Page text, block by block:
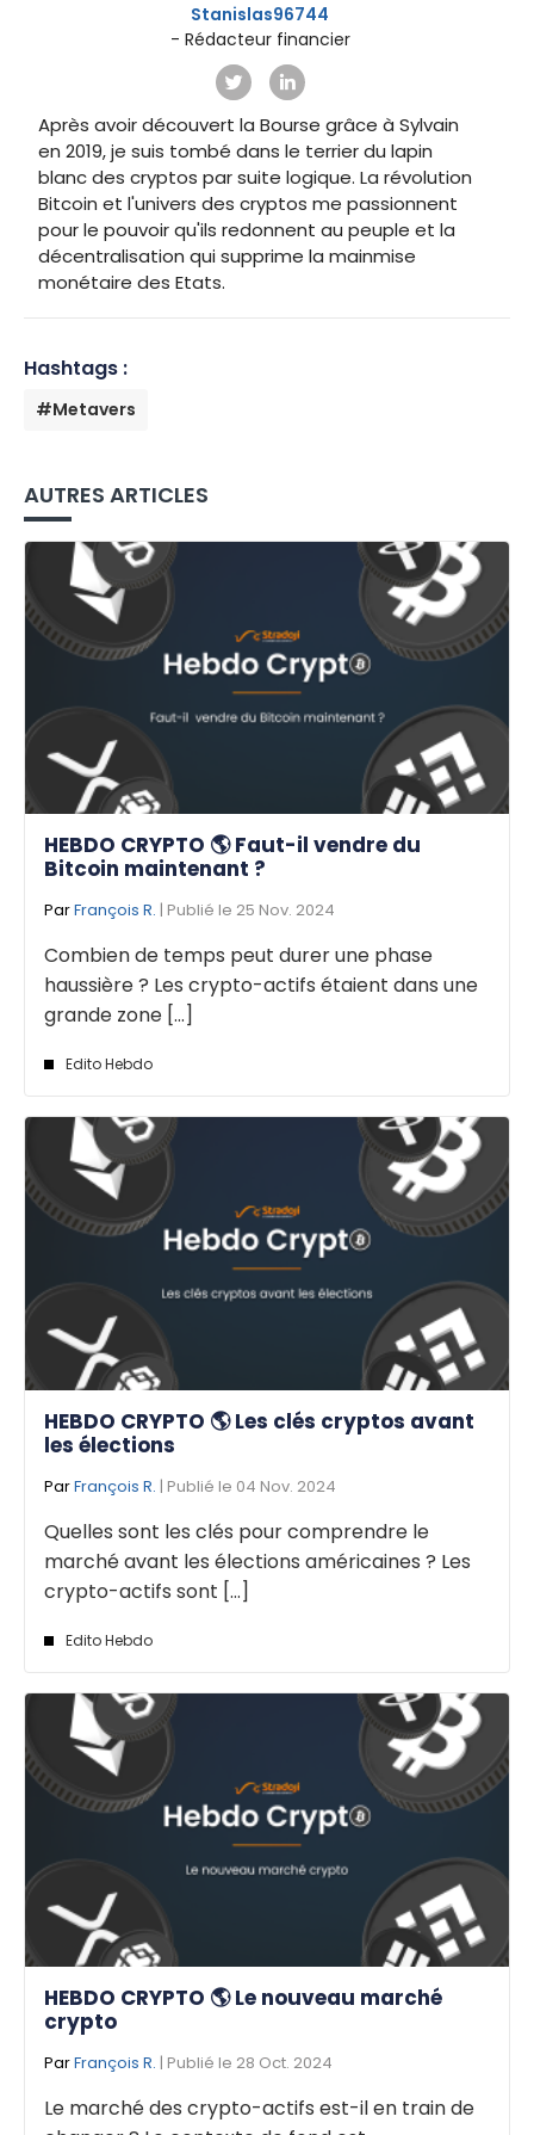
Stanislas96744
- Rédacteur financier
Après avoir découvert la Bourse grâce à Sylvain
en 2019, je suis tombé dans le terrier du lapin
blanc des cryptos par suite logique. La révolution
Bitcoin et l'univers des cryptos me passionnent
pour le pouvoir qu'ils redonnent au peuple et la
décentralisation qui supprime la mainmise
monétaire des Etats.
Hashtags :
#Metavers
AUTRES ARTICLES
HEBDO CRYPTO 🌎 Faut-il vendre du
Bitcoin maintenant ?
ParFrançois R. | Publié le 25 Nov. 2024
Combien de temps peut durer une phase
haussière ? Les crypto-actifs étaient dans une
grande zone [...]
Edito Hebdo
HEBDO CRYPTO 🌎 Les clés cryptos avant
les élections
ParFrançois R. | Publié le 04 Nov. 2024
Quelles sont les clés pour comprendre le
marché avant les élections américaines ? Les
crypto-actifs sont [...]
Edito Hebdo
HEBDO CRYPTO 🌎 Le nouveau marché
crypto
ParFrançois R. | Publié le 28 Oct. 2024
Le marché des crypto-actifs est-il en train de